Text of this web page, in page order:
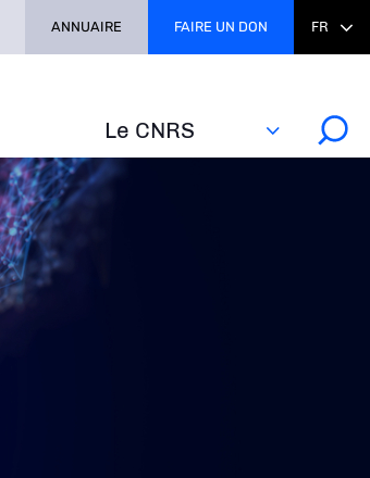
Le CNRS
ANNUAIRE FAIRE UN DON FR